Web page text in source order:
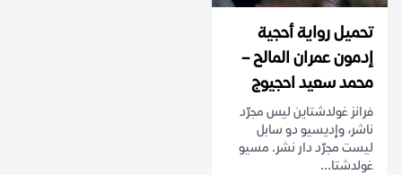
تحميل رواية أحجية
إدمون عمران المالح –
محمد سعيد احجيوج
فرانز غولدشتاين ليس مجرّد
ناشر، وإديسيو دو سابل
ليست مجرّد دار نشر. مسيو
غولدشتا...